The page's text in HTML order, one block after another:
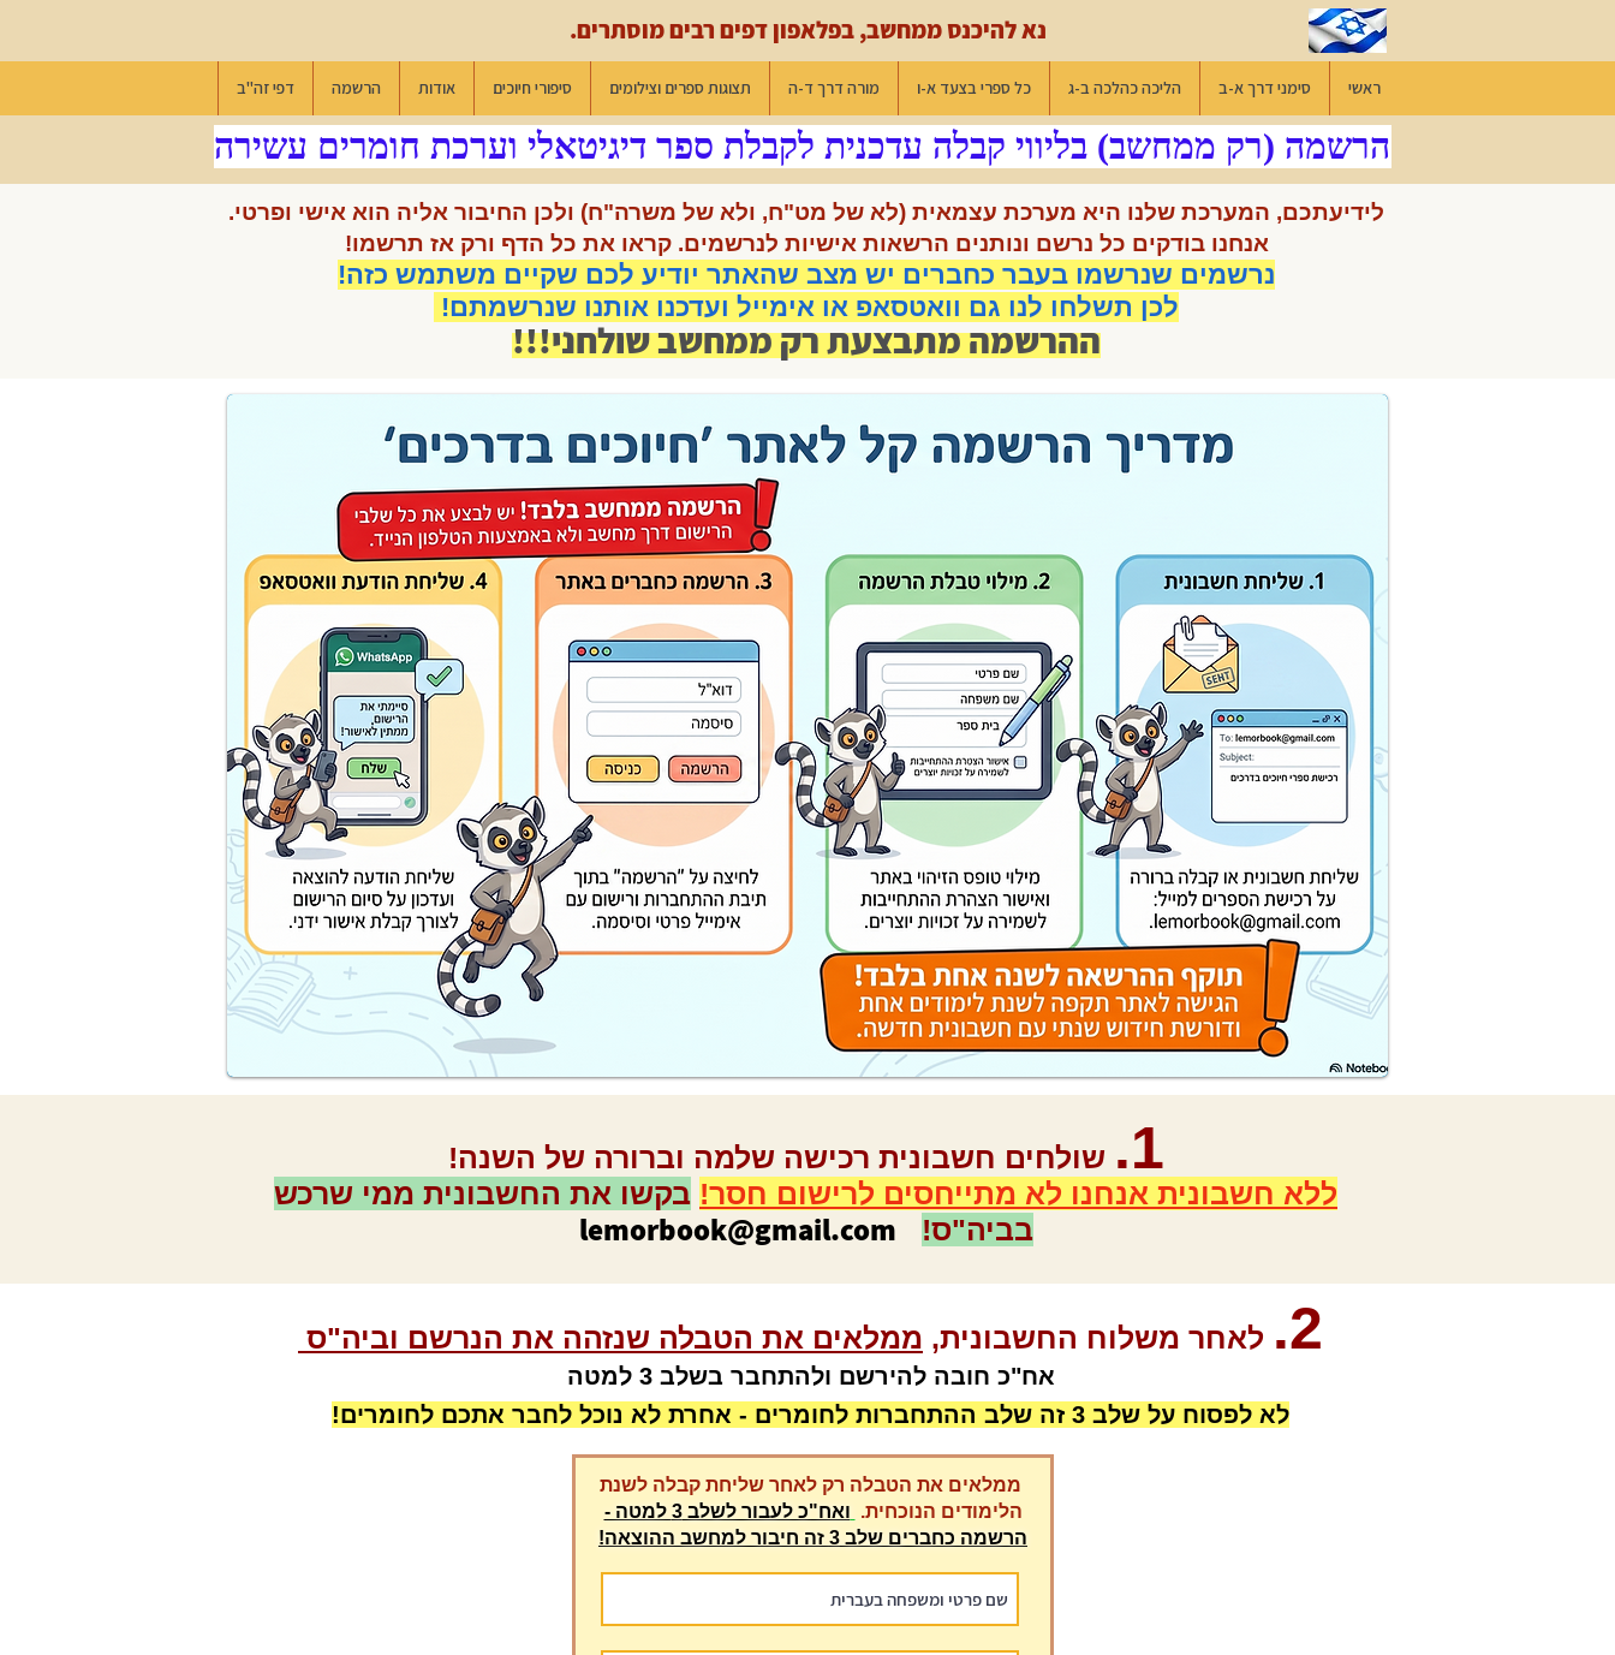
נא להיכנס ממחשב, בפלאפון דפים רבים מוסתרים.
דפי זה"ב הרשמה אודות סיפורי חיוכים תצוגות ספרים וצילומים מורה דרך ד-ה כל ספרי בצעד א-ו הליכה כהלכה ב-ג סימני דרך א-ב ראשי
בדף הרשמה (רק ממחשב) בליווי קבלה עדכנית לקבלת ספר דיגיטאלי וערכת חומרים עשירה
לידיעתכם, המערכת שלנו היא מערכת עצמאית (לא של מט"ח, ולא של משרה"ח) ולכן החיבור אליה הוא אישי ופרטי.
אנחנו בודקים כל נרשם ונותנים הרשאות אישיות לנרשמים. קראו את כל הדף ורק אז תרשמו!
נרשמים שנרשמו בעבר כחברים יש מצב שהאתר יודיע לכם שקיים משתמש כזה!
לכן תשלחו לנו גם וואטסאפ או אימייל ועדכנו אותנו שנרשמתם!
ההרשמה מתבצעת רק ממחשב שולחני!!!
1.
שולחים חשבונית רכישה שלמה וברורה של השנה!
ללא חשבונית אנחנו לא מתייחסים לרישום חסר! בקשו את החשבונית ממי שרכש
בביה"ס!
lemorbook@gmail.com
2. לאחר משלוח החשבונית, ממלאים את הטבלה שנזהה את הנרשם וביה"ס
אח"כ חובה להירשם ולהתחבר בשלב 3 למטה
לא לפסוח על שלב 3 זה שלב ההתחברות לחומרים - אחרת לא נוכל לחבר אתכם לחומרים!
ממלאים את הטבלה רק לאחר שליחת קבלה לשנת
הלימודים הנוכחית.
ואח"כ לעבור לשלב 3 למטה -
הרשמה כחברים שלב 3 זה חיבור למחשב ההוצאה!